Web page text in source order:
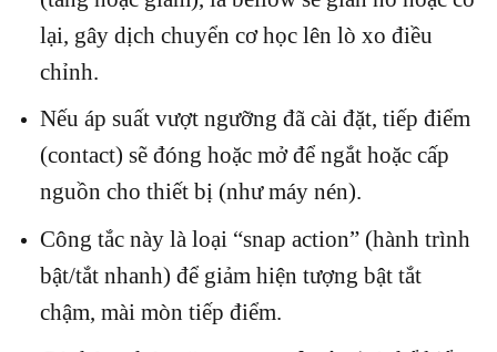
lại, gây dịch chuyển cơ học lên lò xo điều
chỉnh.
Nếu áp suất vượt ngưỡng đã cài đặt, tiếp điểm
(contact) sẽ đóng hoặc mở để ngắt hoặc cấp
nguồn cho thiết bị (như máy nén).
Công tắc này là loại “snap action” (hành trình
bật/tắt nhanh) để giảm hiện tượng bật tắt
chậm, mài mòn tiếp điểm.